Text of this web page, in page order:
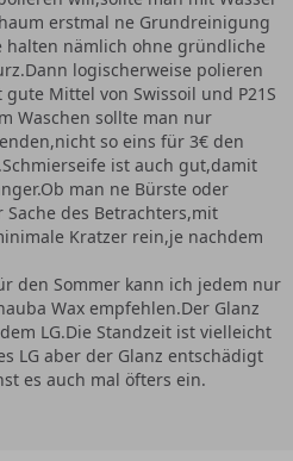
erstmal ne Grundreinigung
halten nämlich ohne gründliche
logischerweise polieren
Mittel von Swissoil und P21S
Waschen sollte man nur
so eins für 3€ den
ist auch gut,damit
man ne Bürste oder
des Betrachters,mit
Kratzer rein,je nachdem
den Sommer kann ich jedem nur
Wax empfehlen.Der Glanz
LG.Die Standzeit ist vielleicht
LG aber der Glanz entschädigt
es auch mal öfters ein.